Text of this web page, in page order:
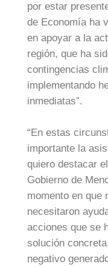
por estar
de Economía ha
en apoyar a la
región, que ha
contingencias
implementando
inmediatas”.
“En estas
importante la
quiero destacar
Gobierno de
momento en que
necesitaron
acciones que se
solución
negativo